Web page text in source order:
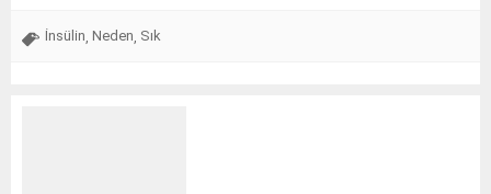
İnsülin Neden Sık